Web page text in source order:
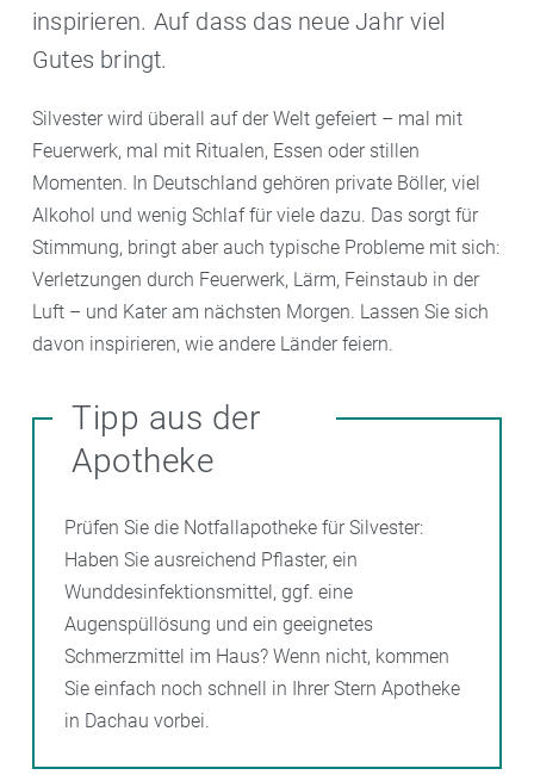
inspirieren. Auf dass das neue Jahr viel
Gutes bringt.
Silvester wird überall auf der Welt gefeiert – mal mit
Feuerwerk, mal mit Ritualen, Essen oder stillen
Momenten. In Deutschland gehören private Böller, viel
Alkohol und wenig Schlaf für viele dazu. Das sorgt für
Stimmung, bringt aber auch typische Probleme mit sich:
Verletzungen durch Feuerwerk, Lärm, Feinstaub in der
Luft – und Kater am nächsten Morgen. Lassen Sie sich
davon inspirieren, wie andere Länder feiern.
Tipp aus der
Apotheke
Prüfen Sie die Notfallapotheke für Silvester:
Haben Sie ausreichend Pflaster, ein
Wunddesinfektionsmittel, ggf. eine
Augenspüllösung und ein geeignetes
Schmerzmittel im Haus? Wenn nicht, kommen
Sie einfach noch schnell in Ihrer Stern Apotheke
in Dachau vorbei.